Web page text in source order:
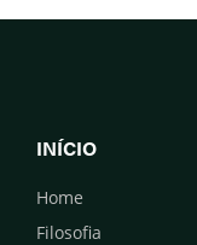
INÍCIO
Home
Filosofia